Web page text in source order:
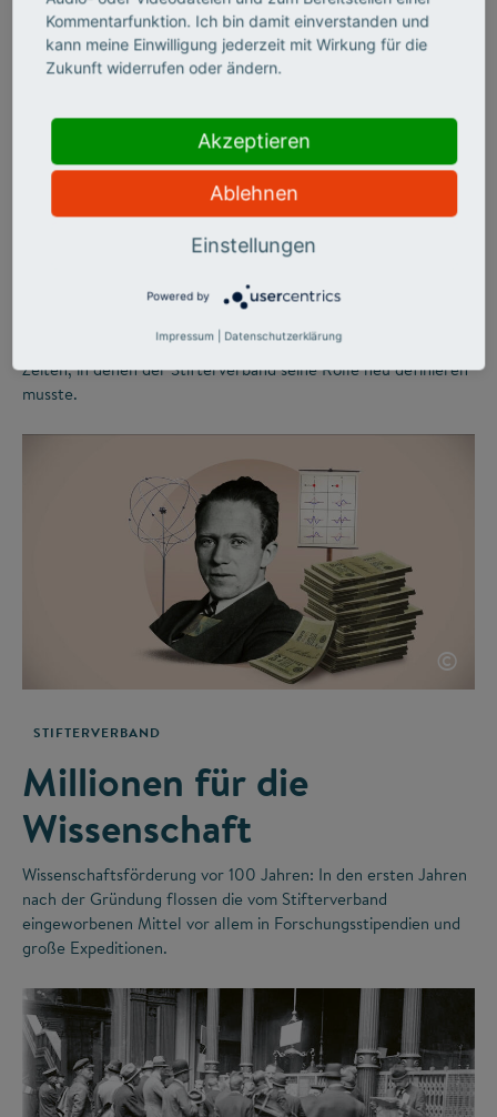
Zwischen
Wirtschaftsboom und
Bildungskatastrophe
Während in den 1960er-Jahren frischer Wind durch die
und Wissenschaftssektor öffentlicher Protest. Bewegte
Zeiten, in denen der Stifterverband seine Rolle neu definieren
musste.
©
STIFTERVERBAND
Millionen für die
Wissenschaft
Wissenschaftsförderung vor 100 Jahren: In den ersten Jahren
nach der Gründung flossen die vom Stifterverband
eingeworbenen Mittel vor allem in Forschungsstipendien und
große Expeditionen.
Kommentarfunktion. Ich bin damit einverstanden und
kann meine Einwilligung jederzeit mit Wirkung für die
Zukunft widerrufen oder ändern.
Akzeptieren
Ablehnen
Einstellungen
Powered by
Impressum Datenschutzerklärung